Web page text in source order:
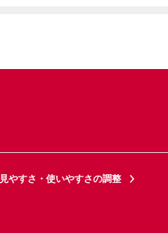
見やすさ・使いやすさの調整